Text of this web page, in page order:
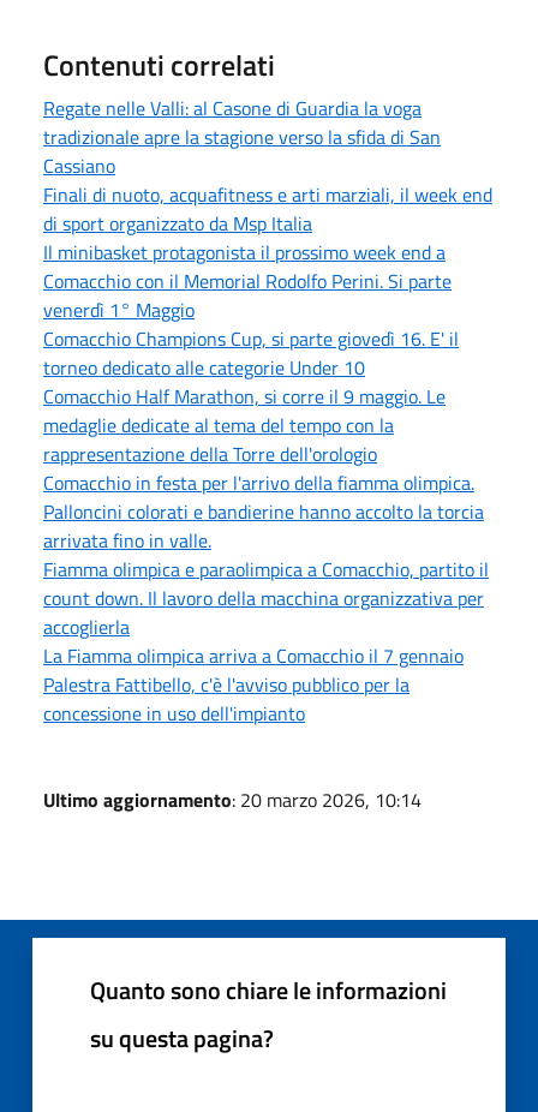
Contenuti correlati
Regate nelle Valli: al Casone di Guardia la voga
tradizionale apre la stagione verso la sfida di San
Cassiano
Finali di nuoto, acquafitness e arti marziali, il week end
di sport organizzato da Msp Italia
Il minibasket protagonista il prossimo week end a
Comacchio con il Memorial Rodolfo Perini. Si parte
venerdì 1° Maggio
Comacchio Champions Cup, si parte giovedì 16. E' il
torneo dedicato alle categorie Under 10
Comacchio Half Marathon, si corre il 9 maggio. Le
medaglie dedicate al tema del tempo con la
rappresentazione della Torre dell'orologio
Comacchio in festa per l'arrivo della fiamma olimpica.
Palloncini colorati e bandierine hanno accolto la torcia
arrivata fino in valle.
Fiamma olimpica e paraolimpica a Comacchio, partito il
count down. Il lavoro della macchina organizzativa per
accoglierla
La Fiamma olimpica arriva a Comacchio il 7 gennaio
Palestra Fattibello, c'è l'avviso pubblico per la
concessione in uso dell'impianto
Ultimo aggiornamento: 20 marzo 2026, 10:14
Quanto sono chiare le informazioni
su questa pagina?